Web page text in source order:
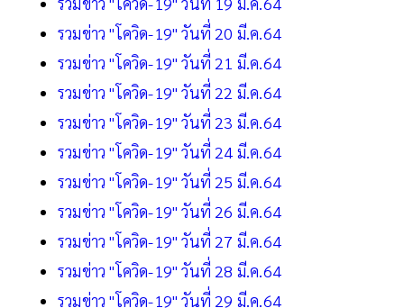
รวมข่าว "โควิด-19" วันที่ 20 มี.ค.64
รวมข่าว "โควิด-19" วันที่ 21 มี.ค.64
รวมข่าว "โควิด-19" วันที่ 22 มี.ค.64
รวมข่าว "โควิด-19" วันที่ 23 มี.ค.64
รวมข่าว "โควิด-19" วันที่ 24 มี.ค.64
รวมข่าว "โควิด-19" วันที่ 25 มี.ค.64
รวมข่าว "โควิด-19" วันที่ 26 มี.ค.64
รวมข่าว "โควิด-19" วันที่ 27 มี.ค.64
รวมข่าว "โควิด-19" วันที่ 28 มี.ค.64
รวมข่าว "โควิด-19" วันที่ 29 มี.ค.64